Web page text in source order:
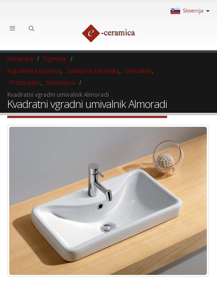
Slovenija
Keramika
Trgovina
Kopalniška oprema
Sanitarna keramika Umivalniki
Proizvajalci
Sanindusa
Kvadratni vgradni umivalnik Almoradi
Kvadratni vgradni umivalnik Almoradi